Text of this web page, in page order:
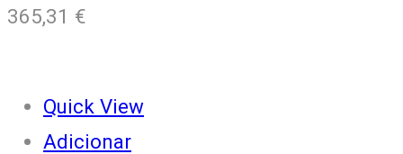
365,31 €
Quick View
Adicionar